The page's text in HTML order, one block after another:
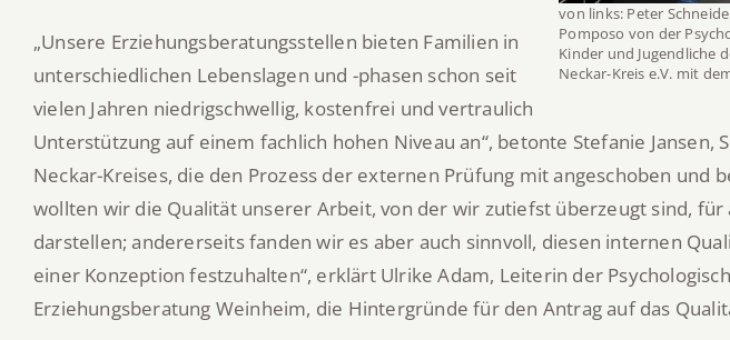
von links: Peter
Pomposo von der
Kinder und Jugendliche
Neckar-Kreis e.V. mit
„Unsere Erziehungsberatungsstellen bieten Familien in
unterschiedlichen Lebenslagen und -phasen schon seit
vielen Jahren niedrigschwellig, kostenfrei und vertraulich
Unterstützung auf einem fachlich hohen Niveau an“, betonte Stefanie Jansen,
Neckar-Kreises, die den Prozess der externen Prüfung mit angeschoben und
wollten wir die Qualität unserer Arbeit, von der wir zutiefst überzeugt sind, für
darstellen; andererseits fanden wir es aber auch sinnvoll, diesen internen
einer Konzeption festzuhalten“, erklärt Ulrike Adam, Leiterin der
Erziehungsberatung Weinheim, die Hintergründe für den Antrag auf das